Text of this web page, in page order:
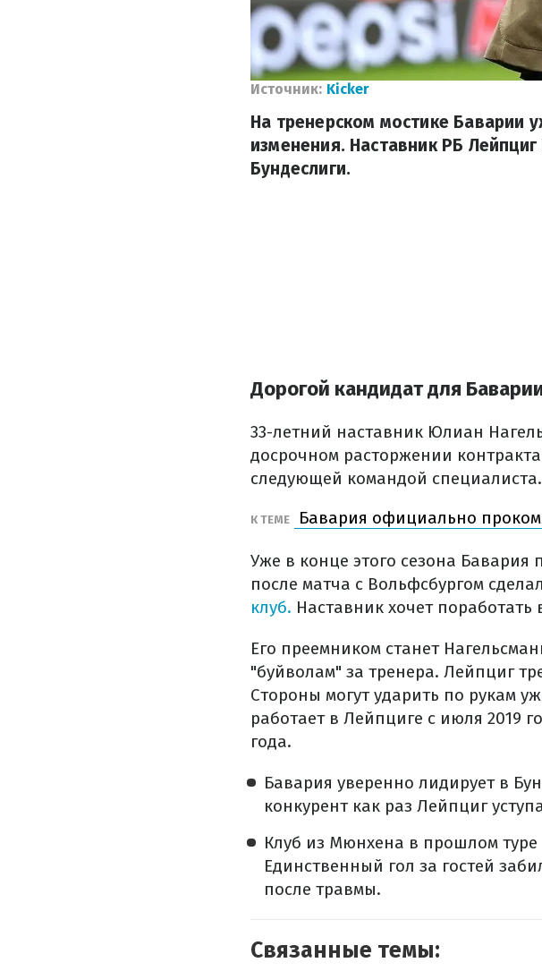
Источник: Kicker
На тренерском мостике Баварии
изменения. Наставник РБ
Бундеслиги.
Дорогой кандидат для
33-летний наставник Юлиан
досрочном расторжении
следующей командой специалиста.
К ТЕМЕ Бавария официально
Уже в конце этого сезона
после матча с Вольфсбургом
клуб. Наставник хочет
Его преемником станет
"буйволам" за тренера. Лейпциг
Стороны могут ударить по рукам
работает в Лейпциге с июля 2019
года.
Бавария уверенно лидирует в
конкурент как раз Лейпциг
Клуб из Мюнхена в прошлом
Единственный гол за гостей
после травмы.
Связанные темы: